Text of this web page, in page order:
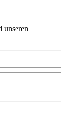
unseren